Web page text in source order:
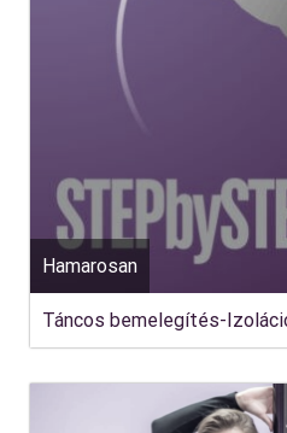
Hamarosan
Táncos bemelegítés-